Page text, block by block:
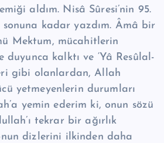
aldım. Nisâ Sûresi’nin 95.
sonuna kadar yazdım. Âmâ bir
Mektum, mücahitlerin
kalktı ve ‘Yâ Re­sû­lal­
gibi olanlardan, Allah
yetme­yenlerin durumları
yemin ederim ki, onun sözü
tekrar bir ağırlık
dizlerini ilkinden daha